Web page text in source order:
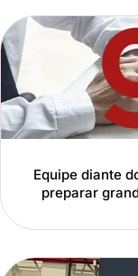
Equipe diante
preparar